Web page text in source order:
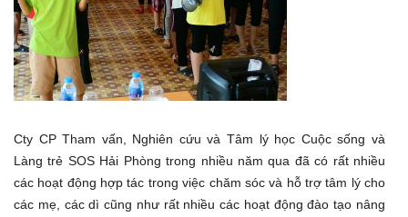
Cty CP Tham vấn, Nghiên cứu và Tâm lý học Cuộc sống và
Làng trẻ SOS Hải Phòng trong nhiều năm qua đã có rất nhiều
các hoạt động hợp tác trong việc chăm sóc và hỗ trợ tâm lý cho
các mẹ, các dì cũng như rất nhiều các hoạt động đào tạo nâng